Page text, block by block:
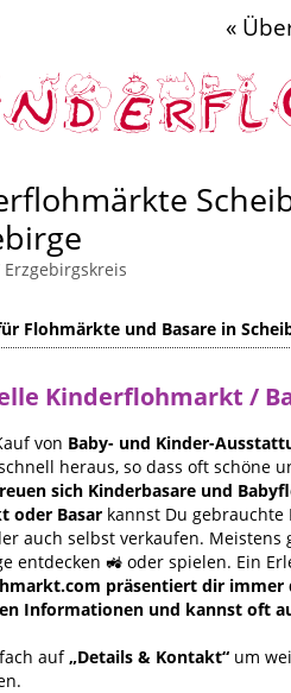
«
Erzgebirgskreis
Flohmärkte und Basare in
Kinderflohmarkt /
von Baby- und Kinder-
heraus, so dass oft schöne
sich Kinderbasare und
oder Basar kannst Du gebrauchte
auch selbst verkaufen.
entdecken 🚜 oder spielen. Ein
präsentiert dir immer
Informationen und kannst oft
auf„Details & Kontakt“ um